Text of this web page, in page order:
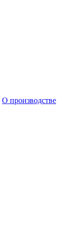
О производстве